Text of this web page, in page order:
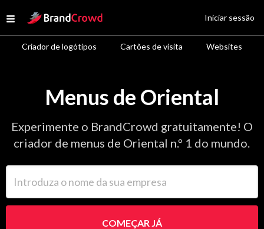
Open menu
Site Logo
Criador de logótipos Cartões de visita Websites
Iniciar sessão
Menus de Oriental
Experimente o BrandCrowd gratuitamente! O
criador de menus de Oriental n.º 1 do mundo.
COMEÇAR JÁ